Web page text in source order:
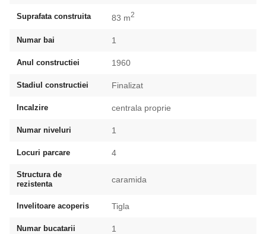
Suprafata construita 83 m2
Numar bai 1
Anul constructiei 1960
Stadiul constructiei Finalizat
Incalzire centrala proprie
Numar niveluri 1
Locuri parcare 4
Structura de
rezistenta
caramida
Invelitoare acoperis Tigla
Numar bucatarii 1